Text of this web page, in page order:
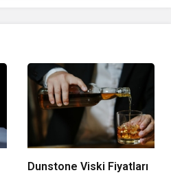
Dunstone Viski Fiyatları